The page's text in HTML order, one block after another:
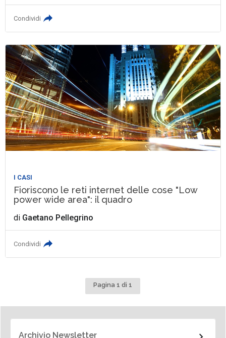
Condividi
I CASI
Fioriscono le reti internet delle cose "Low
power wide area": il quadro
di Gaetano Pellegrino
Condividi
Pagina 1 di 1
Archivio Newsletter